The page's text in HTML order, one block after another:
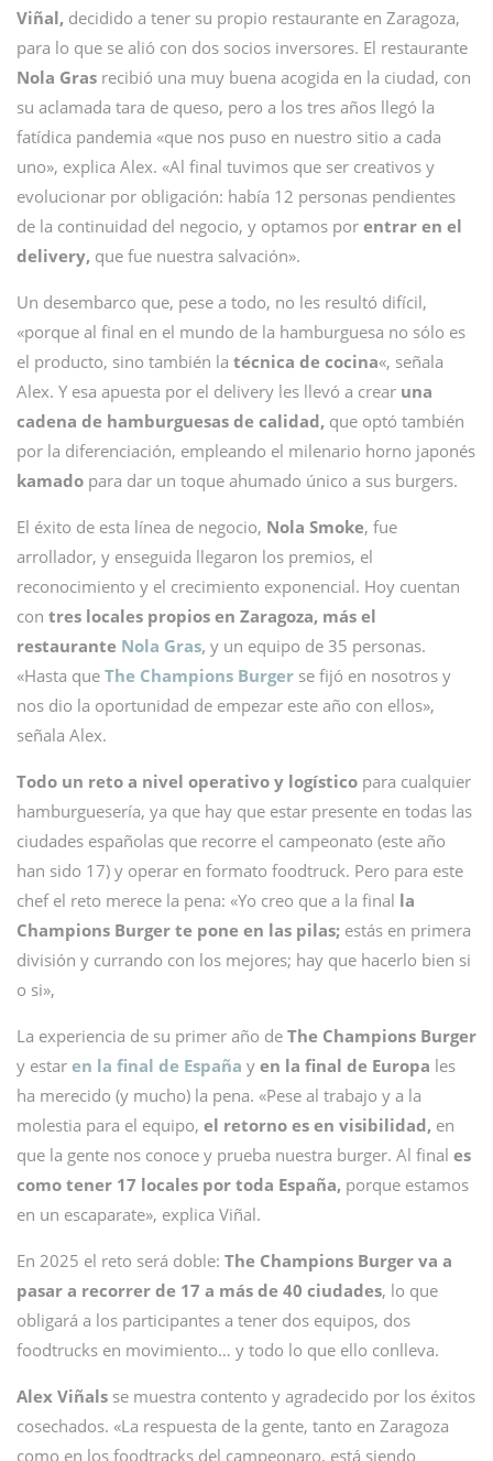
Viñal, decidido a tener su propio restaurante en Zaragoza,
para lo que se alió con dos socios inversores. El restaurante
Nola Gras recibió una muy buena acogida en la ciudad, con
su aclamada tara de queso, pero a los tres años llegó la
fatídica pandemia «que nos puso en nuestro sitio a cada
uno», explica Alex. «Al final tuvimos que ser creativos y
evolucionar por obligación: había 12 personas pendientes
de la continuidad del negocio, y optamos por entrar en el
delivery, que fue nuestra salvación».
Un desembarco que, pese a todo, no les resultó difícil,
«porque al final en el mundo de la hamburguesa no sólo es
el producto, sino también la técnica de cocina«, señala
Alex. Y esa apuesta por el delivery les llevó a crear una
cadena de hamburguesas de calidad, que optó también
por la diferenciación, empleando el milenario horno japonés
kamado para dar un toque ahumado único a sus burgers.
El éxito de esta línea de negocio, Nola Smoke, fue
arrollador, y enseguida llegaron los premios, el
reconocimiento y el crecimiento exponencial. Hoy cuentan
con tres locales propios en Zaragoza, más el
restaurante Nola Gras, y un equipo de 35 personas.
«Hasta que The Champions Burger se fijó en nosotros y
nos dio la oportunidad de empezar este año con ellos»,
señala Alex.
Todo un reto a nivel operativo y logístico para cualquier
hamburguesería, ya que hay que estar presente en todas las
ciudades españolas que recorre el campeonato (este año
han sido 17) y operar en formato foodtruck. Pero para este
chef el reto merece la pena: «Yo creo que a la final la
Champions Burger te pone en las pilas; estás en primera
división y currando con los mejores; hay que hacerlo bien si
o si»,
La experiencia de su primer año de The Champions Burger
y estar en la final de España y en la final de Europa les
ha merecido (y mucho) la pena. «Pese al trabajo y a la
molestia para el equipo, el retorno es en visibilidad, en
que la gente nos conoce y prueba nuestra burger. Al final es
como tener 17 locales por toda España, porque estamos
en un escaparate», explica Viñal.
En 2025 el reto será doble: The Champions Burger va a
pasar a recorrer de 17 a más de 40 ciudades, lo que
obligará a los participantes a tener dos equipos, dos
foodtrucks en movimiento… y todo lo que ello conlleva.
Alex Viñals se muestra contento y agradecido por los éxitos
cosechados. «La respuesta de la gente, tanto en Zaragoza
como en los foodtracks del campeonaro, está siendo